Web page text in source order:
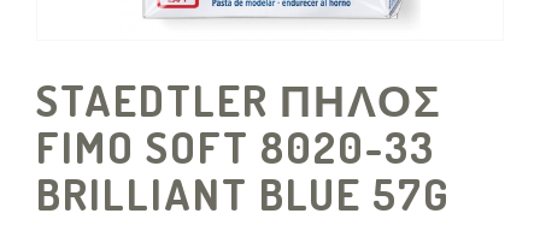
STAEDTLER ΠΗΛΟΣ
FIMO SOFT 8020-33
BRILLIANT BLUE 57G